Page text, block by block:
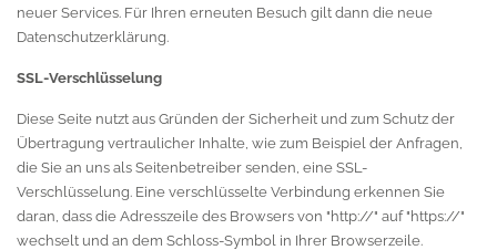
neuer Services. Für Ihren erneuten Besuch gilt dann die neue
Datenschutzerklärung.
SSL-Verschlüsselung
Diese Seite nutzt aus Gründen der Sicherheit und zum Schutz der
Übertragung vertraulicher Inhalte, wie zum Beispiel der Anfragen,
die Sie an uns als Seitenbetreiber senden, eine SSL-
Verschlüsselung. Eine verschlüsselte Verbindung erkennen Sie
daran, dass die Adresszeile des Browsers von "http://" auf "https://"
wechselt und an dem Schloss-Symbol in Ihrer Browserzeile.